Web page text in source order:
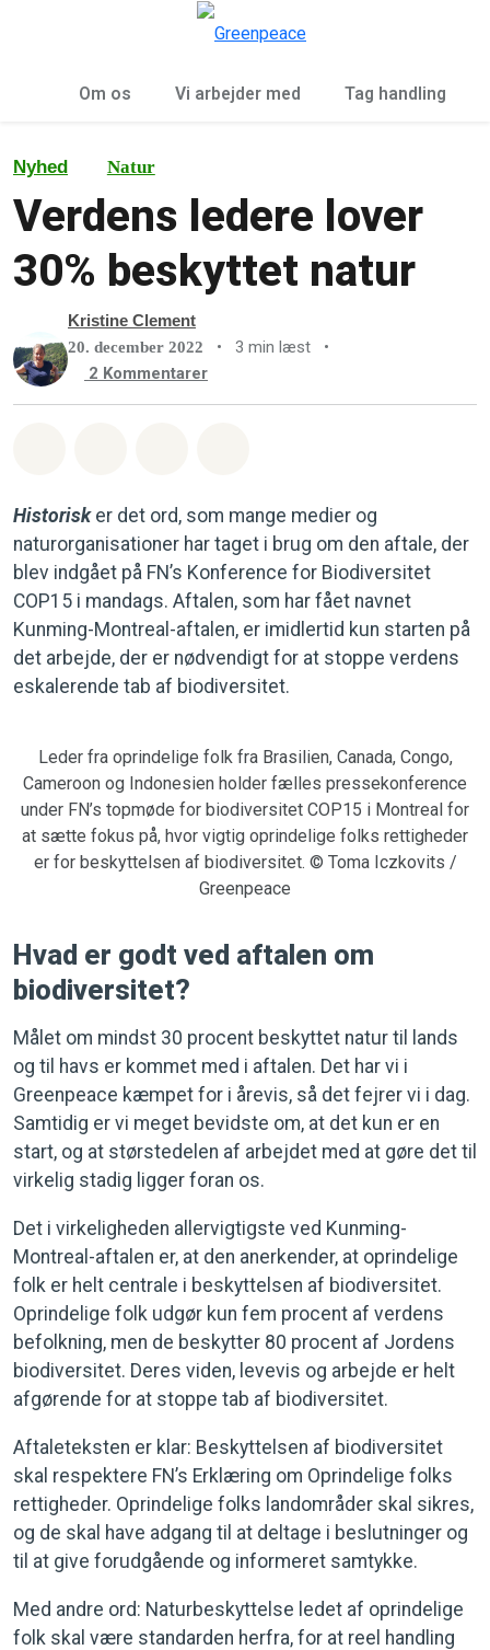
Om os Vi arbejder med Tag handling
Nyhed Natur
Verdens ledere lover
30% beskyttet natur
Kristine Clement
20. december 2022 • 3 min læst
•
2 Kommentarer
Historisker det ord, som mange medier og
naturorganisationer har taget i brug om den aftale, der
blev indgået på FN’s Konference for Biodiversitet
COP15 i mandags. Aftalen, som har fået navnet
Kunming-Montreal-aftalen, er imidlertid kun starten på
det arbejde, der er nødvendigt for at stoppe verdens
eskalerende tab af biodiversitet.
Leder fra oprindelige folk fra Brasilien, Canada, Congo,
Cameroon og Indonesien holder fælles pressekonference
under FN’s topmøde for biodiversitet COP15 i Montreal for
at sætte fokus på, hvor vigtig oprindelige folks rettigheder
er for beskyttelsen af biodiversitet. © Toma Iczkovits /
Greenpeace
Hvad er godt ved aftalen om
biodiversitet?
Målet om mindst 30 procent beskyttet natur til lands
og til havs er kommet med i aftalen. Det har vi i
Greenpeace kæmpet for i årevis, så det fejrer vi i dag.
Samtidig er vi meget bevidste om, at det kun er en
start, og at størstedelen af arbejdet med at gøre det til
virkelig stadig ligger foran os.
Det i virkeligheden allervigtigste ved Kunming-
Montreal-aftalen er, at den anerkender, at oprindelige
folk er helt centrale i beskyttelsen af biodiversitet.
Oprindelige folk udgør kun fem procent af verdens
befolkning, men de beskytter 80 procent af Jordens
biodiversitet. Deres viden, levevis og arbejde er helt
afgørende for at stoppe tab af biodiversitet.
Aftaleteksten er klar: Beskyttelsen af biodiversitet
skal respektere FN’s Erklæring om Oprindelige folks
rettigheder. Oprindelige folks landområder skal sikres,
og de skal have adgang til at deltage i beslutninger og
til at give forudgående og informeret samtykke.
Med andre ord: Naturbeskyttelse ledet af oprindelige
folk skal være standarden herfra, for at reel handling